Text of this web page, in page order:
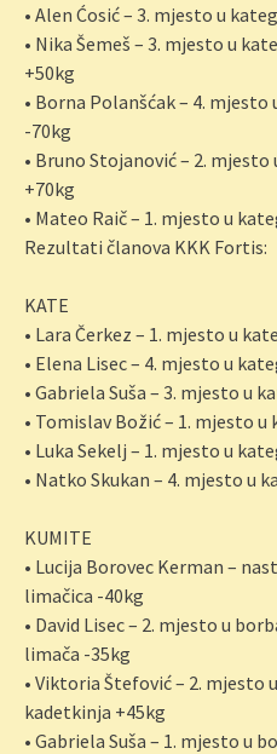
• Alen Ćosić – 3. mjesto u
• Nika Šemeš – 3. mjesto u
+50kg
• Borna Polanšćak – 4.
-70kg
• Bruno Stojanović – 2.
+70kg
• Mateo Raič – 1. mjesto u
Rezultati članova KKK Fortis:
KATE
• Lara Čerkez – 1. mjesto u
• Elena Lisec – 4. mjesto u
• Gabriela Suša – 3. mjesto u
• Tomislav Božić – 1. mjesto
• Luka Sekelj – 1. mjesto u
• Natko Skukan – 4. mjesto u
KUMITE
• Lucija Borovec Kerman –
limačica -40kg
• David Lisec – 2. mjesto u
limača -35kg
• Viktoria Štefović – 2.
kadetkinja +45kg
• Gabriela Suša – 1. mjesto u